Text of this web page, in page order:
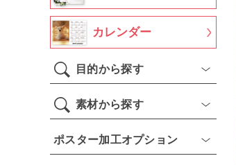
カレンダー
目的から探す
素材から探す
ポスター加工オプション